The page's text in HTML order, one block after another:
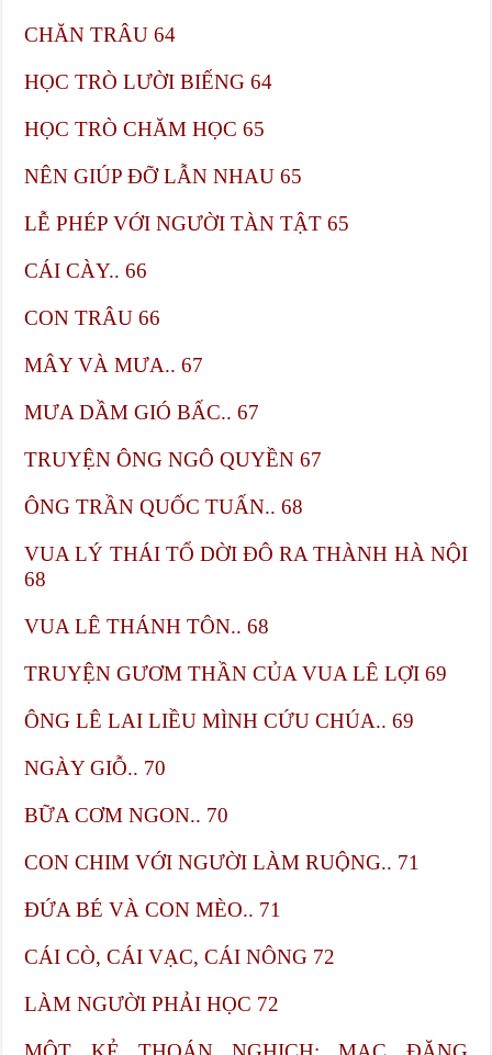
CHĂN TRÂU​ 64
HỌC TRÒ LƯỜI BIẾNG​ 64
HỌC TRÒ CHĂM HỌC​ 65
NÊN GIÚP ĐỠ LẪN NHAU​ 65
LỄ PHÉP VỚI NGƯỜI TÀN TẬT​ 65
CÁI CÀY.. 66
CON TRÂU​ 66
MÂY VÀ MƯA.. 67
MƯA DẦM GIÓ BẤC.. 67
TRUYỆN ÔNG NGÔ QUYỀN​ 67
ÔNG TRẦN QUỐC TUẤN.. 68
VUA LÝ THÁI TỔ DỜI ĐÔ RA THÀNH HÀ NỘI
68
VUA LÊ THÁNH TÔN.. 68
TRUYỆN GƯƠM THẦN CỦA VUA LÊ LỢI 69
ÔNG LÊ LAI LIỀU MÌNH CỨU CHÚA.. 69
NGÀY GIỖ.. 70
BỮA CƠM NGON.. 70
CON CHIM VỚI NGƯỜI LÀM RUỘNG.. 71
ĐỨA BÉ VÀ CON MÈO.. 71
CÁI CÒ, CÁI VẠC, CÁI NÔNG​ 72
LÀM NGƯỜI PHẢI HỌC​ 72